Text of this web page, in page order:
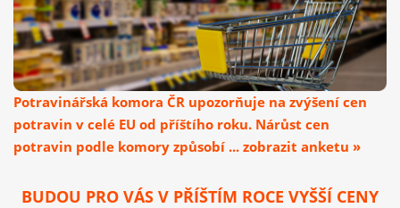
Potravinářská komora ČR upozorňuje na zvýšení cen
potravin v celé EU od příštího roku. Nárůst cen
potravin podle komory způsobí ... zobrazit anketu »
BUDOU PRO VÁS V PŘÍŠTÍM ROCE VYŠŠÍ CENY